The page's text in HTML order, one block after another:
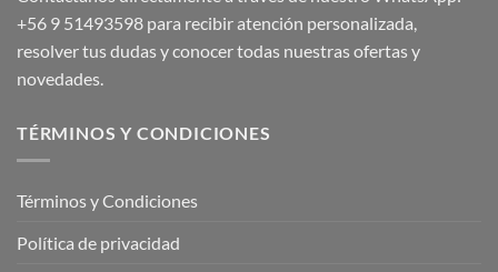
+56 9 51493598 para recibir atención personalizada,
resolver tus dudas y conocer todas nuestras ofertas y
novedades.
TÉRMINOS Y CONDICIONES
Términos y Condiciones
Política de privacidad